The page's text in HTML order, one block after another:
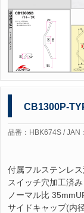
CB1300P-
品番：HBK674S / JAN
付属フルステンレ
スイッチ穴加工済み
ノーマル比
サイドキャップ(内